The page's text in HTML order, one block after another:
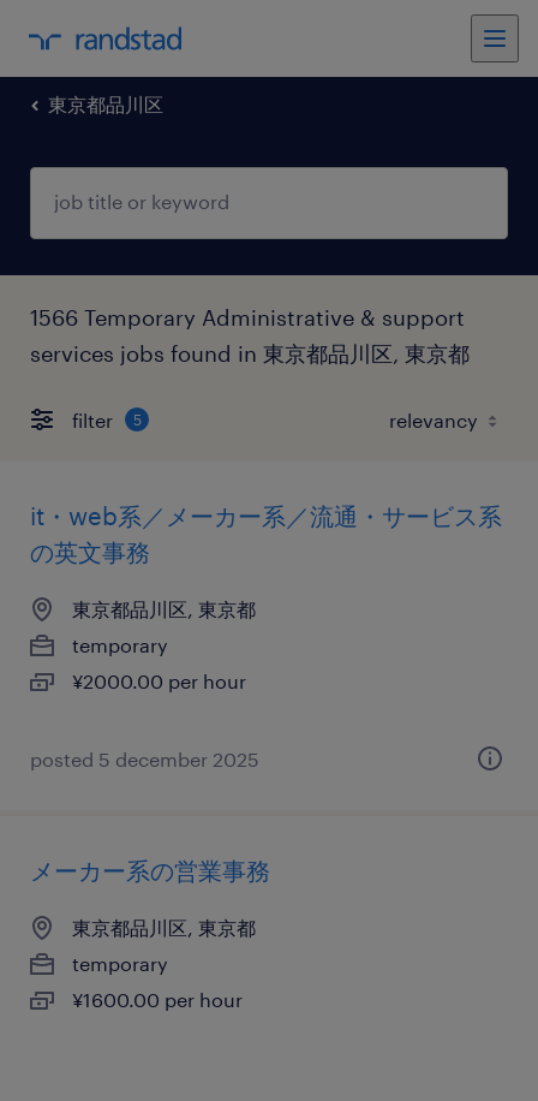
東京都品川区
1566 Temporary Administrative & support
services jobs found in 東京都品川区, 東京都
filter 5
it・web系／メーカー系／流通・サービス系
の英文事務
東京都品川区, 東京都
temporary
¥2000.00 per hour
posted 5 december 2025
メーカー系の営業事務
東京都品川区, 東京都
temporary
¥1600.00 per hour